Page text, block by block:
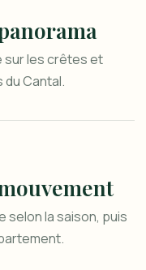
sur les crêtes et
Cantal.
selon la saison, puis